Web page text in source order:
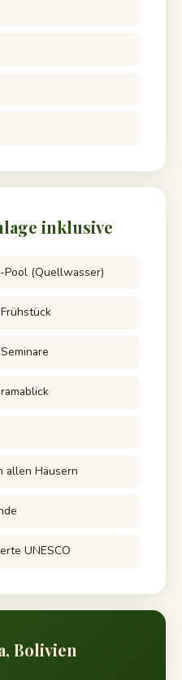
inklusive
Pool (Quellwasser)
allen Häusern
UNESCO
Bolivien